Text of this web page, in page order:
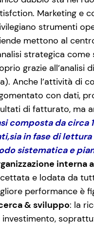
Marketing e
strumenti
mettono al
strategica
grazie all’analisi
Anche l’attività di
con dati,
di fatturato, ma
composta da circa
in fase di
sistematica e
interna
e lodata da
performance è
& sviluppo: la
investimento,